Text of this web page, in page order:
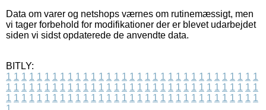
Data om varer og netshops værnes om rutinemæssigt, men
vi tager forbehold for modifikationer der er blevet udarbejdet
siden vi sidst opdaterede de anvendte data.
BITLY:
1 1 1 1 1 1 1 1 1 1 1 1 1 1 1 1 1 1 1 1 1 1 1 1 1 1 1 1 1 1 1 1 1
1 1 1 1 1 1 1 1 1 1 1 1 1 1 1 1 1 1 1 1 1 1 1 1 1 1 1 1 1 1 1 1 1
1 1 1 1 1 1 1 1 1 1 1 1 1 1 1 1 1 1 1 1 1 1 1 1 1 1 1 1 1 1 1 1 1